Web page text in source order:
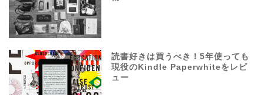
読書好きは買うべき！5年使っても
現役のKindle Paperwhiteをレビ
ュー